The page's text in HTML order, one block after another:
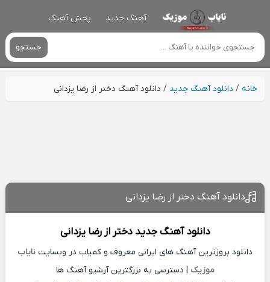
آهنگ جدید پخش آهنگ
جستجو
خانه/ دانلود آهنگ جدید / دانلود آهنگ دختر از رضا یزدانی
دانلود آهنگ دختر از رضا یزدانی
دانلود آهنگ جدید دختر ازرضا یزدانی
دانلود بروزترین آهنگ های ایرانی معروف و کمیاب در وبسایت نایاب
موزیک | دسترسی به بزرگترین آرشیو آهنگ ها